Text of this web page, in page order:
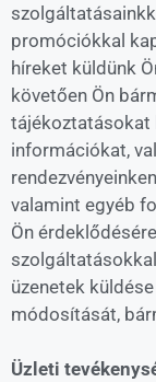
promóciókkal
híreket küldünk
követően Ön
tájékoztatásokat
információkat,
valamint egyéb
Ön
üzenetek
módosítását,
Üzleti